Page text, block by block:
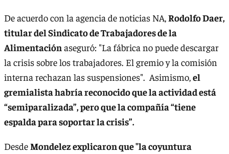
De acuerdo con la agencia de noticias NA,Rodolfo Daer,
titular del Sindicato de Trabajadores de la
Alimentaciónaseguró: "La fábrica no puede descargar
la crisis sobre los trabajadores. El gremio y la comisión
interna rechazan las suspensiones". Asimismo,el
gremialista habría reconocido que la actividad está
“semiparalizada”, pero que la compañía “tiene
espalda para soportar la crisis”.
DesdeMondelez explicaron que "la coyuntura